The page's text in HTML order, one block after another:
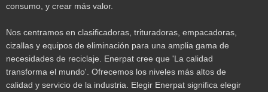
consumo, y crear más valor.
Nos centramos en clasificadoras, trituradoras, empacadoras,
cizallas y equipos de eliminación para una amplia gama de
necesidades de reciclaje. Enerpat cree que 'La calidad
transforma el mundo'. Ofrecemos los niveles más altos de
calidad y servicio de la industria. Elegir Enerpat significa elegir